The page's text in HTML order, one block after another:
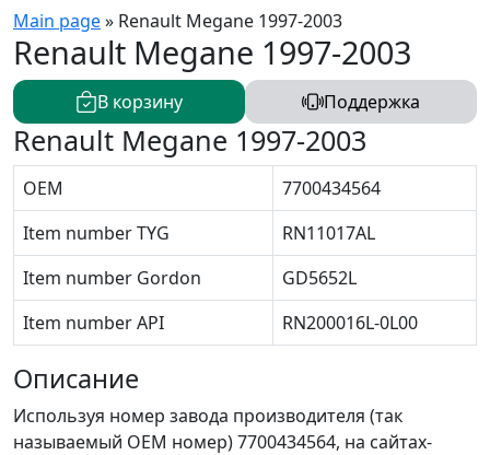
Main page» Renault Megane 1997-2003
Renault Megane 1997-2003
В корзину Поддержка
Renault Megane 1997-2003
OEM
7700434564
Item number TYG
RN11017AL
Item number Gordon
GD5652L
Item number API
RN200016L-0L00
Описание
Используя номер завода производителя (так
называемый ОЕМ номер) 7700434564, на сайтах-